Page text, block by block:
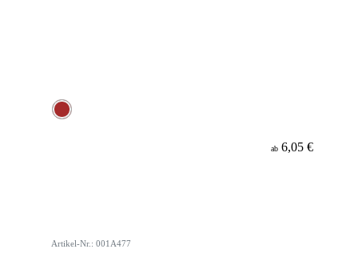
ab 6,05 €
Artikel-Nr.: 001A477